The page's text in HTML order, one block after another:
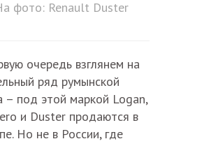
фото: Renault Duster
очередь взглянем на
ряд румынской
– под этой маркой Logan,
и Duster продаются в
Но не в России, где